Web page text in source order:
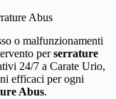
Abus
o malfunzionamenti
perserrature
24/7 a Carate Urio,
efficaci per ogni
Abus.